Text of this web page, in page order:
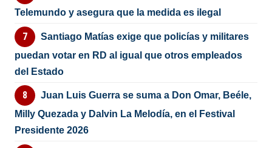
Telemundo y asegura que la medida es ilegal
Santiago Matías exige que policías y militares
puedan votar en RD al igual que otros empleados
del Estado
Juan Luis Guerra se suma a Don Omar, Beéle,
Milly Quezada y Dalvin La Melodía, en el Festival
Presidente 2026